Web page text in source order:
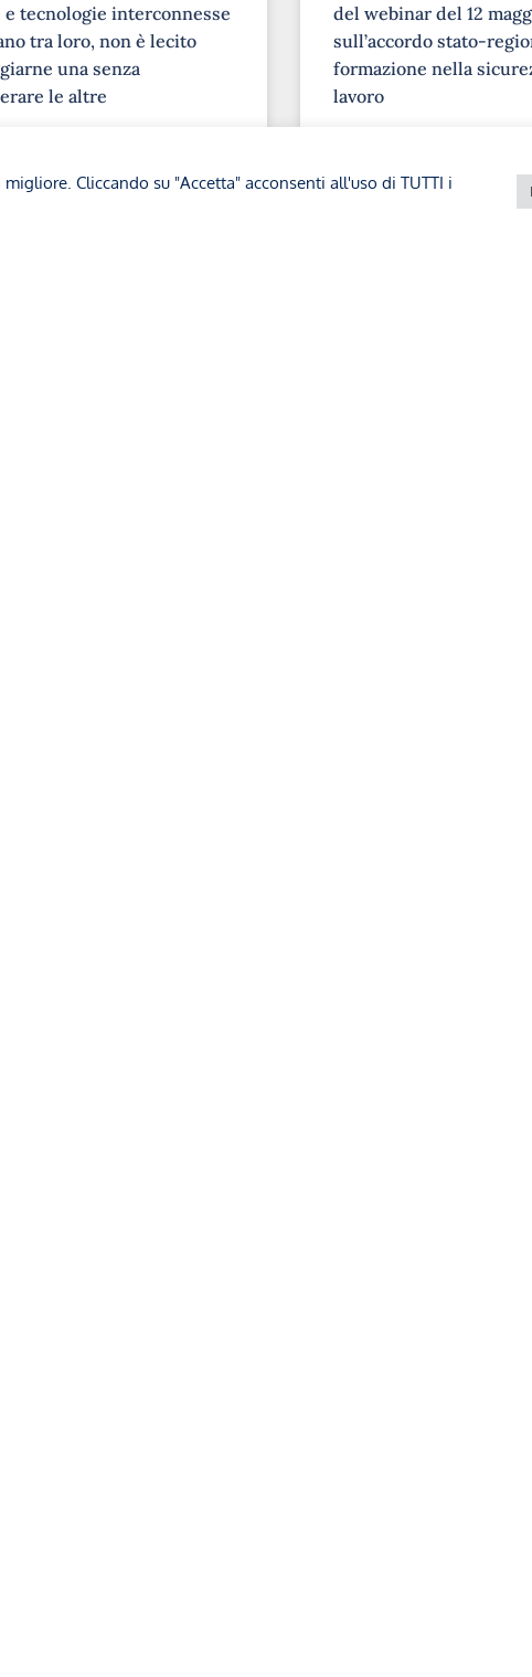
e tecnologie interconnesse
tra loro, non è lecito
una senza
le altre
del webinar del 12
sull’accordo stato-
formazione nella
lavoro
22
Cliccando su "Accetta" acconsenti all'uso di TUTTI i